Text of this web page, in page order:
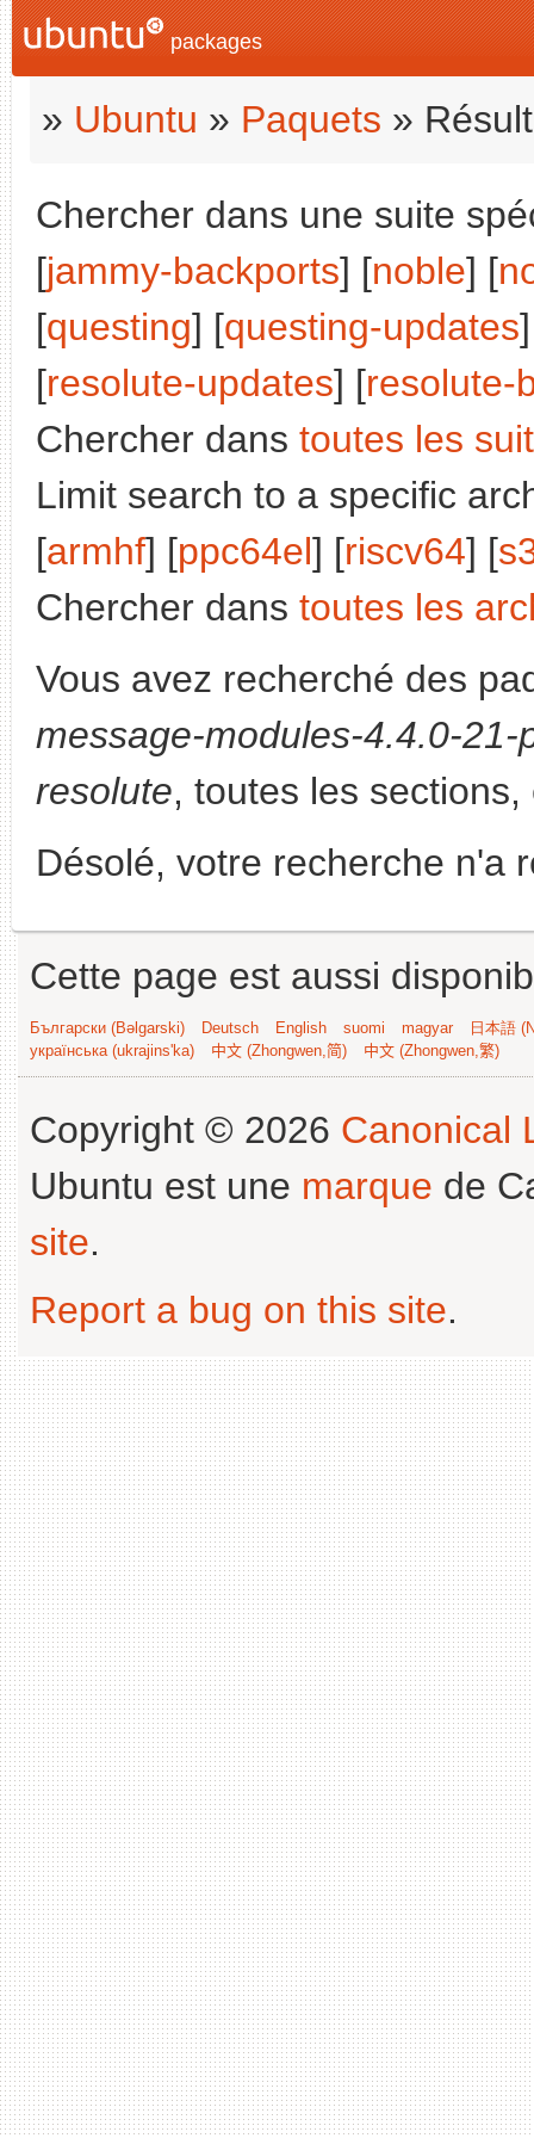
packages
» Ubuntu » Paquets »
Chercher dans une suite
[jammy-backports] [noble] [
[questing] [questing-updates
[resolute-updates] [resolute-
Chercher dans toutes les
Limit search to a specific
[armhf] [ppc64el] [riscv64] [
Chercher dans toutes les
Vous avez recherché des
message-modules-4.4.0-21-
resolute, toutes les
Désolé, votre recherche n'a
Cette page est aussi
Български (Bəlgarski) Deutsch English suomi magyar
日本語
українська (ukrajins'ka)
中文 (Zhongwen,简) 中文 (Zhongwen,繁)
Copyright © 2026 Canonical
Ubuntu est une marque de
site.
Report a bug on this site.